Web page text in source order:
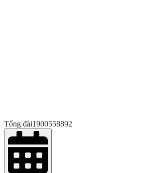
Tổng đài1900558892